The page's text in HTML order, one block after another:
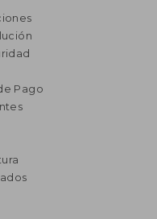
Pago